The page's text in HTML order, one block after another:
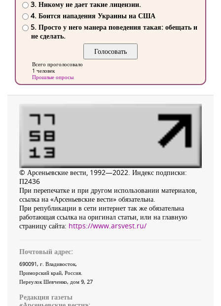
3. Никому не дает такие лицензии.
4. Боится нападения Украины на США
5. Просто у него манера поведения такая: обещать и
не сделать.
Всего проголосовало
1 человек
Прошлые опросы
© Арсеньевские вести, 1992—2022. Индекс подписки:
П2436
При перепечатке и при другом использовании материалов,
ссылка на «Арсеньевские вести» обязательна.
При републикации в сети интернет так же обязательна
работающая ссылка на оригинал статьи, или на главную
страницу сайта: https://www.arsvest.ru/
Почтовый адрес:
690091, г. Владивосток,
Приморский край, Россия
Переулок Шевченко, дом 9, 27
Редакция газеты